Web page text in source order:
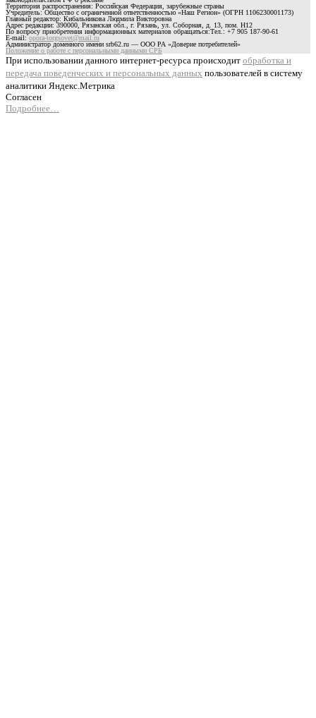
Территория распространения: Российская Федерация, зарубежные страны
Учредитель: Общество с ограниченной ответственностью «Наш Регион» (ОГРН 1106230001173)
Главный редактор: Кибальникова Людмила Викторовна
Адрес редакции: 390000, Рязанская обл., г. Рязань, ул. Соборная, д. 13, пом. Н12
По вопросу приобретения информационных материалов обращаться:Тел.: +7 905 187-90-61
E-mail:opora-torgsovet@mail.ru
Администратор доменного имени srb62.ru — ООО РА «Доверие потребителей»
Положение о работе с персональными данными СРБ
При использовании данного интернет-ресурса происходит обработка и
передача поведенческих и персональных данных пользователей в систему
аналитики Яндекс.Метрика
Согласен
Подробнее…